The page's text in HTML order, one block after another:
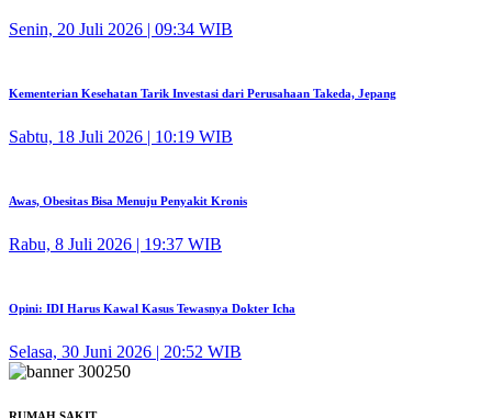
Senin, 20 Juli 2026 | 09:34 WIB
Kementerian Kesehatan Tarik Investasi dari Perusahaan Takeda, Jepang
Sabtu, 18 Juli 2026 | 10:19 WIB
Awas, Obesitas Bisa Menuju Penyakit Kronis
Rabu, 8 Juli 2026 | 19:37 WIB
Opini: IDI Harus Kawal Kasus Tewasnya Dokter Icha
Selasa, 30 Juni 2026 | 20:52 WIB